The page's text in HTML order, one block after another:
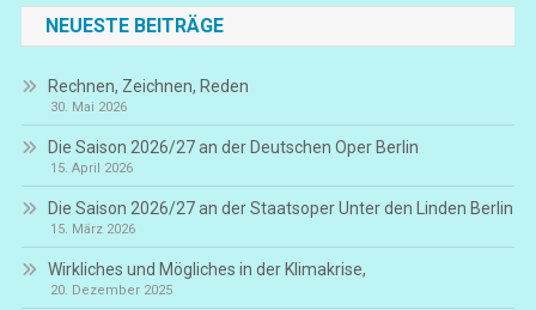
NEUESTE BEITRÄGE
Rechnen, Zeichnen, Reden
30. Mai 2026
Die Saison 2026/27 an der Deutschen Oper Berlin
15. April 2026
Die Saison 2026/27 an der Staatsoper Unter den Linden Berlin
15. März 2026
Wirkliches und Mögliches in der Klimakrise,
20. Dezember 2025